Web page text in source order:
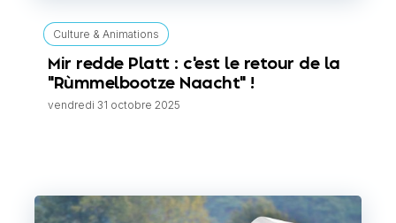
Culture & Animations
Mir redde Platt : c'est le retour de la
"Rùmmelbootze Naacht" !
vendredi 31 octobre 2025